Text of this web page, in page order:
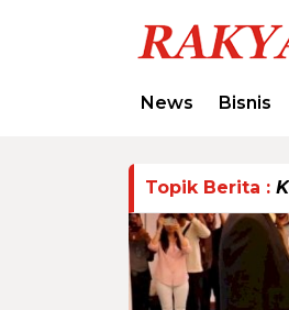
News Bisnis
Topik Berita :